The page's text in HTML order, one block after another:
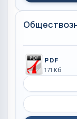
PDF
171 Кб